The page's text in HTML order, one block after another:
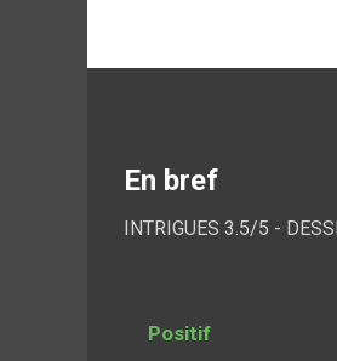
En bref
INTRIGUES 3.5/5 -
Positif